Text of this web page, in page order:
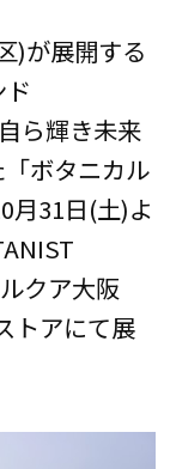
)が展開する
ら輝き未来
ボタニカル
月31日(土)よ
クア大阪
トアにて展